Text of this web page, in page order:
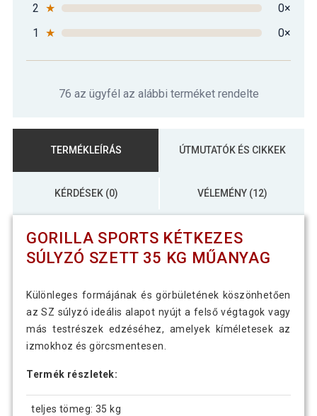
2 ★
0×
1
★ 0×
76 az ügyfél az alábbi terméket rendelte
TERMÉKLEÍRÁS ÚTMUTATÓK ÉS CIKKEK
KÉRDÉSEK (0) VÉLEMÉNY (12)
GORILLA SPORTS KÉTKEZES
SÚLYZÓ SZETT 35 KG MŰANYAG
Különleges formájának és görbületének köszönhetően
az SZ súlyzó ideális alapot nyújt a felső végtagok vagy
más testrészek edzéséhez, amelyek kíméletesek az
izmokhoz és görcsmentesen.
Termék részletek:
teljes tömeg: 35 kg